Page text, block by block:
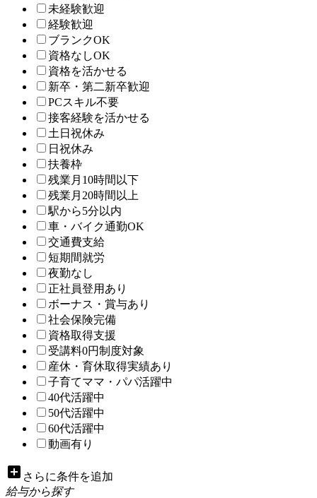
未経験歓迎
経験歓迎
ブランクOK
資格なしOK
資格を活かせる
新卒・第二新卒歓迎
PCスキル不要
接客経験を活かせる
土日祝休み
日祝休み
扶養枠
残業月10時間以下
残業月20時間以上
駅から5分以内
車・バイク通勤OK
交通費支給
短期間就労
夜勤なし
正社員登用あり
ボーナス・賞与あり
社会保険完備
資格取得支援
受講料0円制度対象
産休・育休取得実績あり
子育てママ・パパ活躍中
40代活躍中
50代活躍中
60代活躍中
動画有り
add_box さらに条件を追加
給与から探す